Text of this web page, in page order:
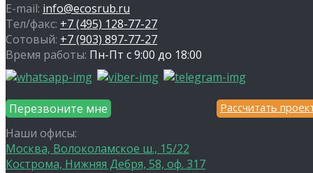
E-mail: info@ecosrub.ru
Тел/факс: +7 (495) 128-77-27
Сотовый: +7 (903) 897-77-27
Время работы: Пн-Пт с 9:00 до 18:00
Перезвоните мне Рассчитать
Наши офисы:
Москва, Волоколамское ш., 15/22
Кострома, Нижняя Дебря, 58, оф. 317